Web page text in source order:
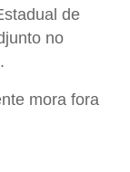
de
no
mora fora